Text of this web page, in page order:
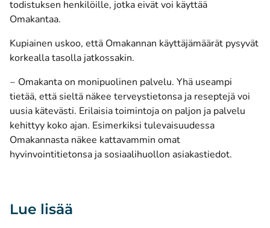
todistuksen henkilöille, jotka eivät voi käyttää
Omakantaa.
Kupiainen uskoo, että Omakannan käyttäjämäärät pysyvät
korkealla tasolla jatkossakin.
‒ Omakanta on monipuolinen palvelu. Yhä useampi
tietää, että sieltä näkee terveystietonsa ja reseptejä voi
uusia kätevästi. Erilaisia toimintoja on paljon ja palvelu
kehittyy koko ajan. Esimerkiksi tulevaisuudessa
Omakannasta näkee kattavammin omat
hyvinvointitietonsa ja sosiaalihuollon asiakastiedot.
Lue lisää